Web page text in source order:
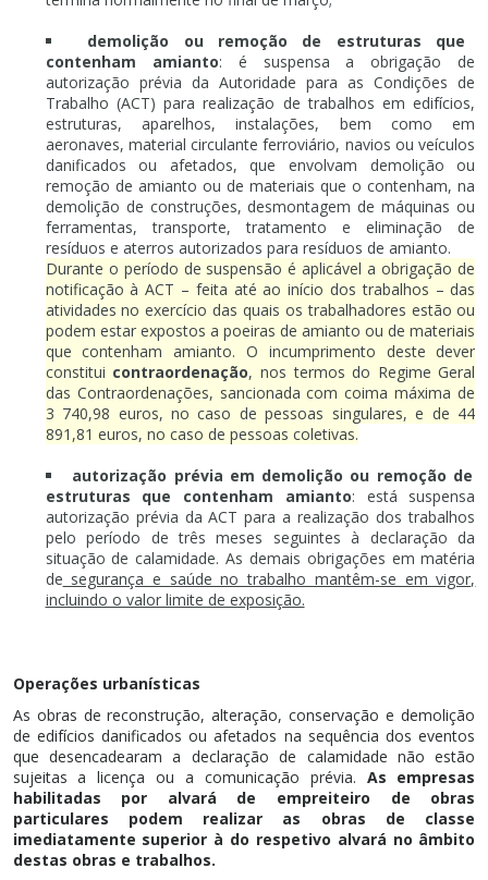
demolição ou remoção de estruturas que
contenham amianto: é suspensa a obrigação de
autorização prévia da Autoridade para as Condições de
Trabalho (ACT) para realização de trabalhos em edifícios,
estruturas, aparelhos, instalações, bem como em
aeronaves, material circulante ferroviário, navios ou veículos
danificados ou afetados, que envolvam demolição ou
remoção de amianto ou de materiais que o contenham, na
demolição de construções, desmontagem de máquinas ou
ferramentas, transporte, tratamento e eliminação de
resíduos e aterros autorizados para resíduos de amianto.
Durante o período de suspensão é aplicável a obrigação de
notificação à ACT – feita até ao início dos trabalhos – das
atividades no exercício das quais os trabalhadores estão ou
podem estar expostos a poeiras de amianto ou de materiais
que contenham amianto. O incumprimento deste dever
constitui contraordenação, nos termos do Regime Geral
das Contraordenações, sancionada com coima máxima de
3 740,98 euros, no caso de pessoas singulares, e de 44
891,81 euros, no caso de pessoas coletivas.
autorização prévia em demolição ou remoção de
estruturas que contenham amianto: está suspensa
autorização prévia da ACT para a realização dos trabalhos
pelo período de três meses seguintes à declaração da
situação de calamidade. As demais obrigações em matéria
de segurança e saúde no trabalho mantêm-se em vigor,
incluindo o valor limite de exposição.
Operações urbanísticas
As obras de reconstrução, alteração, conservação e demolição
de edifícios danificados ou afetados na sequência dos eventos
que desencadearam a declaração de calamidade não estão
sujeitas a licença ou a comunicação prévia. As empresas
habilitadas por alvará de empreiteiro de obras
particulares podem realizar as obras de classe
imediatamente superior à do respetivo alvará no âmbito
destas obras e trabalhos.